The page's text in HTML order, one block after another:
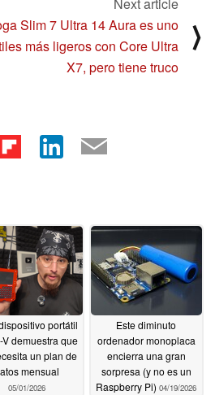
Slim 7 Ultra 14 Aura es uno
más ligeros con Core Ultra
X7, pero tiene truco
⟩
portátil
V demuestra que
un plan de
mensual
05/01/2026
Este diminuto
ordenador monoplaca
encierra una gran
sorpresa (y no es un
Raspberry Pi) 04/19/2026